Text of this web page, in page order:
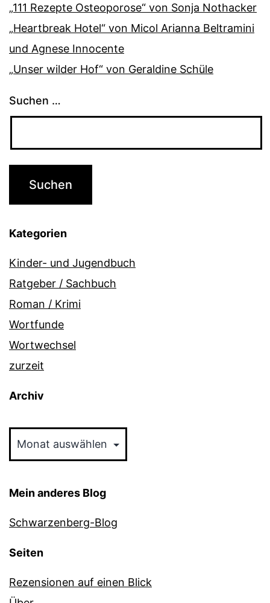
„111 Rezepte Osteoporose“ von Sonja Nothacker
„Heartbreak Hotel“ von Micol Arianna Beltramini
und Agnese Innocente
„Unser wilder Hof“ von Geraldine Schüle
Suchen …
Kategorien
Kinder- und Jugendbuch
Ratgeber / Sachbuch
Roman / Krimi
Wortfunde
Wortwechsel
zurzeit
Archiv
Mein anderes Blog
Schwarzenberg-Blog
Seiten
Rezensionen auf einen Blick